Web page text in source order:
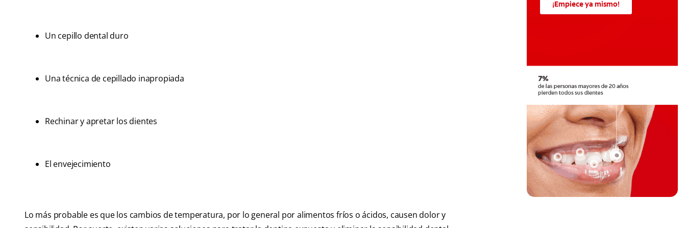
Un cepillo dental duro
Una técnica de cepillado inapropiada
Rechinar y apretar los dientes
El envejecimiento
Lo más probable es que los cambios de temperatura, por lo general por alimentos fríos o ácidos, causen dolor y
¡Empiece ya mismo!